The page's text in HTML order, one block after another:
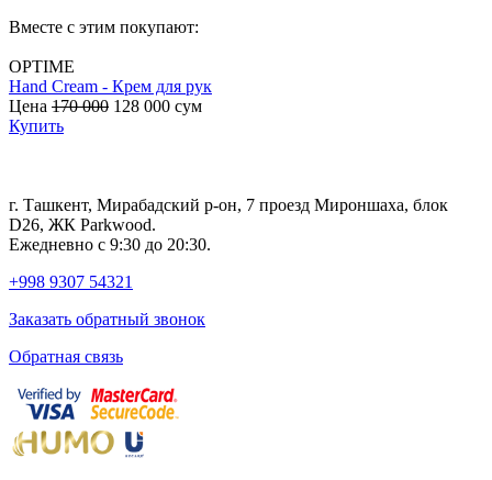
Вместе с этим покупают:
OPTIME
Hand Cream - Крем для рук
Цена 170 000 128 000 сум
Купить
г. Ташкент, Мирабадский р-он, 7 проезд Мироншаха, блок
D26, ЖК Раrkwood.
Ежедневно с 9:30 до 20:30.
+998 9307 54321
Заказать обратный звонок
Обратная связь